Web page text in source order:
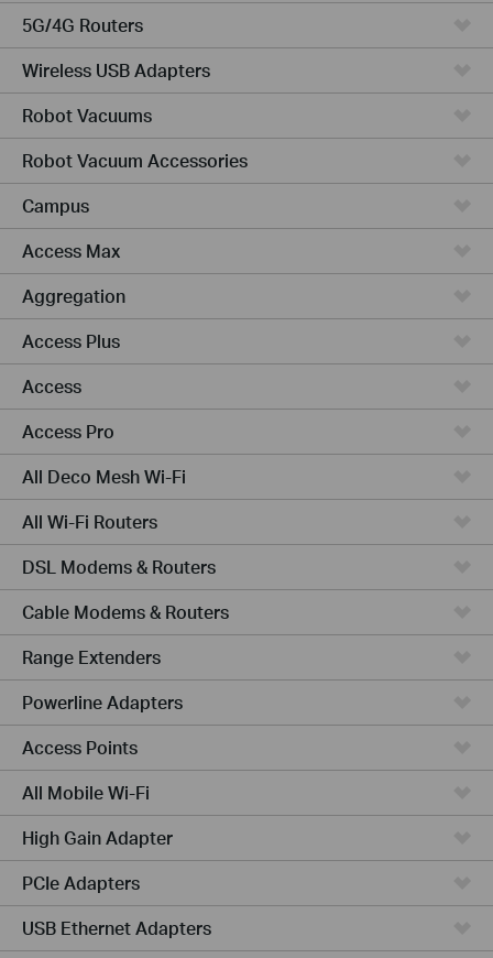
5G/4G Routers
Wireless USB Adapters
Robot Vacuums
Robot Vacuum Accessories
Campus
Access Max
Aggregation
Access Plus
Access
Access Pro
All Deco Mesh Wi-Fi
All Wi-Fi Routers
DSL Modems & Routers
Cable Modems & Routers
Range Extenders
Powerline Adapters
Access Points
All Mobile Wi-Fi
High Gain Adapter
PCIe Adapters
USB Ethernet Adapters